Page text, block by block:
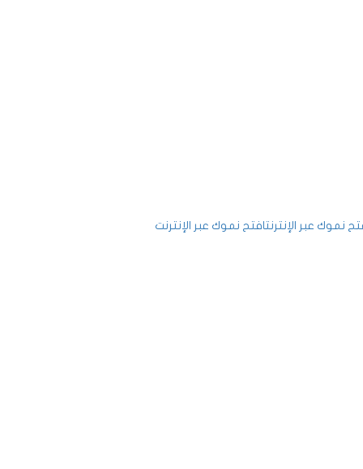
نموك عبر الإنترنت افتح نموك عبر الإنترنت